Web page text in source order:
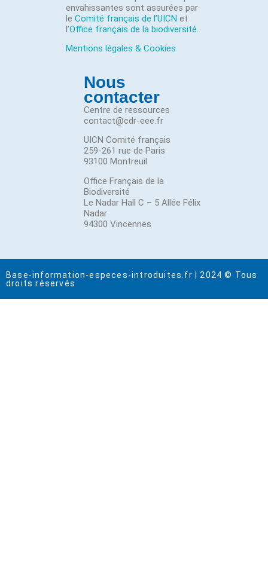
envahissantes sont assurées par
le Comité français de l’UICN et
l’Office français de la biodiversité.
Mentions légales & Cookies
Nous
contacter
Centre de ressources
contact@cdr-eee.fr
UICN Comité français
259-261 rue de Paris
93100 Montreuil
Office Français de la
Biodiversité
Le Nadar Hall C – 5 Allée Félix
Nadar
94300 Vincennes
Base-information-especes-introduites.fr | 2024 © Tous
droits réservés